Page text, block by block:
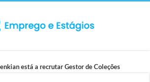
está a recrutar Gestor de Coleções